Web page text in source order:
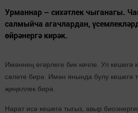
Урманнар – сихәтлек чыганагы.
салмыйча агачлардан,
өйрәнергә кирәк.
Имәннең егәрлеге бик көчле. Ул кешегә
сәләте бирә. Имән янында булу кешегә
җиңеллек бирә.
Нарат исә кешегә тыгыз, авыр